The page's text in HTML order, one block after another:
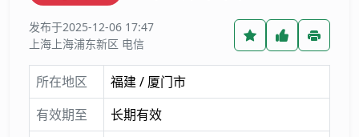
发布于2025-12-06 17:47
上海上海浦东新区 电信
所在地区
福建 / 厦门市
有效期至
长期有效